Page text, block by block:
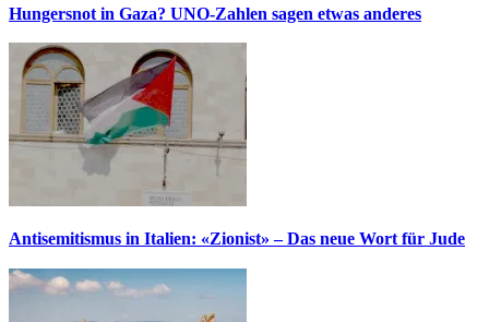
Hungersnot in Gaza? UNO-Zahlen sagen etwas anderes
Antisemitismus in Italien: «Zionist» – Das neue Wort für Jude